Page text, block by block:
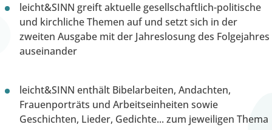
leicht&SINN greift aktuelle gesellschaftlich-politische
und kirchliche Themen auf und setzt sich in der
zweiten Ausgabe mit der Jahreslosung des Folgejahres
auseinander
leicht&SINN enthält Bibelarbeiten, Andachten,
Frauenporträts und Arbeitseinheiten sowie
Geschichten, Lieder, Gedichte... zum jeweiligen Thema